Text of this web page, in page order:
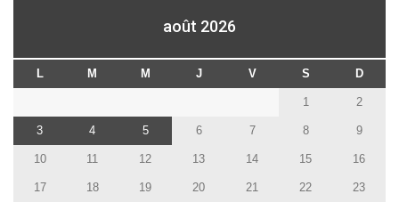
août 2026
L M M J V S D
1 2
3 4 5 6 7 8 9
10 11 12 13 14 15 16
17 18 19 20 21 22 23